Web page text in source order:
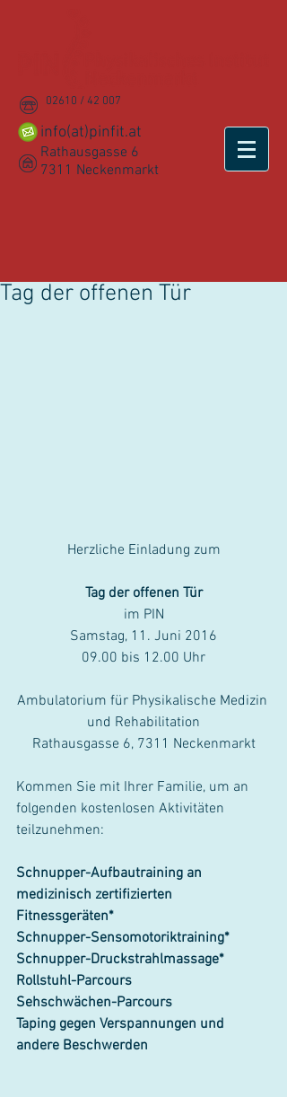
02610 / 42 007
info(at)pinfit.at
Rathausgasse 6
7311 Neckenmarkt
Tag der offenen Tür
Herzliche Einladung zum
Tag der offenen Tür
im PIN
Samstag, 11. Juni 2016
09.00 bis 12.00 Uhr
Ambulatorium für Physikalische Medizin
und Rehabilitation
Rathausgasse 6, 7311 Neckenmarkt
Kommen Sie mit Ihrer Familie, um an
folgenden kostenlosen Aktivitäten
teilzunehmen:
Schnupper-Aufbautraining an
medizinisch zertifizierten
Fitnessgeräten*
Schnupper-Sensomotoriktraining*
Schnupper-Druckstrahlmassage*
Rollstuhl-Parcours
Sehschwächen-Parcours
Taping gegen Verspannungen und
andere Beschwerden